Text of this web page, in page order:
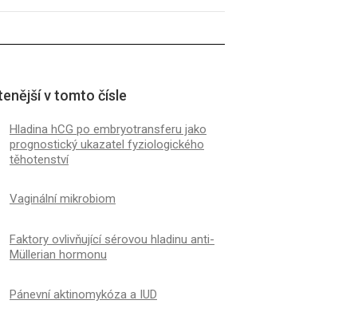
v tomto čísle
Hladina hCG po embryotransferu jako
prognostický ukazatel fyziologického
těhotenství
Vaginální mikrobiom
Faktory ovlivňující sérovou hladinu anti-
Müllerian hormonu
Pánevní aktinomykóza a IUD